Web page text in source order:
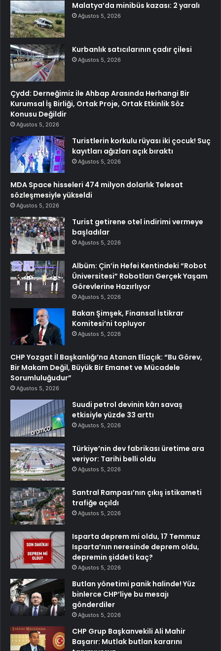
Malatya’da minibüs kazası: 2 yaralı
Ağustos 5, 2026
Kurbanlık satıcılarının çadır çilesi
Ağustos 5, 2026
Çydd: Derneğimiz ile Ahbap Arasında Herhangi Bir
Kurumsal İş Birliği, Ortak Proje, Ortak Etkinlik Söz
Konusu Değildir
Ağustos 5, 2026
Turistlerin korkulu rüyası iki çocuk! Suç
kayıtları ağızları açık bıraktı
Ağustos 5, 2026
MDA Space hisseleri 474 milyon dolarlık Telesat
sözleşmesiyle yükseldi
Ağustos 5, 2026
Turist getirene otel indirimi vermeye
başladılar
Ağustos 5, 2026
Albüm: Çin’in Hefei Kentindeki “Robot
Üniversitesi” Robotları Gerçek Yaşam
Görevlerine Hazırlıyor
Ağustos 5, 2026
Bakan Şimşek, Finansal İstikrar
Komitesi’ni topluyor
Ağustos 5, 2026
CHP Yozgat İl Başkanlığı’na Atanan Eliaçık: “Bu Görev,
Bir Makam Değil, Büyük Bir Emanet ve Mücadele
Sorumluluğudur”
Ağustos 5, 2026
Suudi petrol devinin kârı savaş
etkisiyle yüzde 33 arttı
Ağustos 5, 2026
Türkiye’nin dev fabrikası üretime ara
veriyor: Tarihi belli oldu
Ağustos 5, 2026
Santral Rampası’nın çıkış istikameti
trafiğe açıldı
Ağustos 5, 2026
Isparta deprem mi oldu, 17 Temmuz
Isparta’nın neresinde deprem oldu,
depremin şiddeti kaç?
Ağustos 5, 2026
Butlan yönetimi panik halinde! Yüz
binlerce CHP’liye bu mesajı
gönderdiler
Ağustos 5, 2026
CHP Grup Başkanvekili Ali Mahir
Başarır: Mutlak butlan kararını